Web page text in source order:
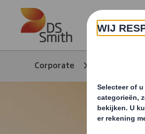
Skip to main content
Corporate